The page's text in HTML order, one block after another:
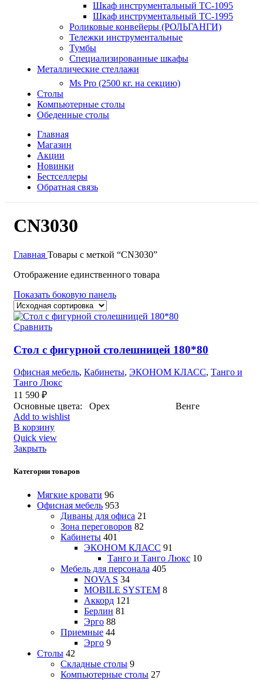
Шкаф инструментальный TC-1095
Шкаф инструментальный TC-1995
Роликовые конвейеры (РОЛЬГАНГИ)
Тележки инструментальные
Тумбы
Специализированные шкафы
Металлические стеллажи
Ms Pro (2500 кг. на секцию)
Столы
Компьютерные столы
Обеденные столы
Главная
Магазин
Акции
Новинки
Бестселлеры
Обратная связь
CN3030
Закрыть
Категории товаров
Мягкие кровати 96
Офисная мебель 953
Диваны для офиса 21
Зона переговоров 82
Кабинеты 401
ЭКОНОМ КЛАСС 91
Танго и Танго Люкс 10
Мебель для персонала 405
NOVA S 34
MOBILE SYSTEM 8
Аккорд 121
Берлин 81
Эрго 88
Приемные 44
Эрго 9
Столы 42
Складные столы 9
Компьютерные столы 27
Главная Товары с меткой “CN3030”
Отображение единственного товара
Показать боковую панель
Сравнить
Стол с фигурной столешницей 180*80
Офисная мебель, Кабинеты, ЭКОНОМ КЛАСС, Танго и
Танго Люкс
11 590 ₽
Основные цвета: Орех Венге
Add to wishlist
В корзину
Quick view